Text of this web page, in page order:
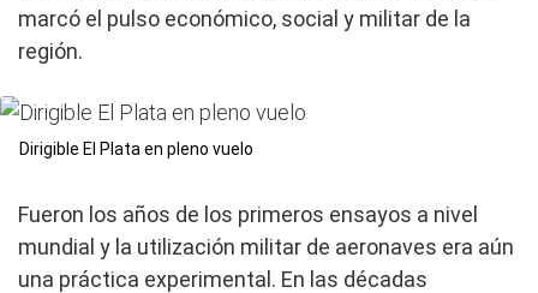
marcó el pulso económico, social y militar de la
región.
Dirigible El Plata en pleno vuelo
Fueron los años de los primeros ensayos a nivel
mundial y la utilización militar de aeronaves era aún
una práctica experimental. En las décadas